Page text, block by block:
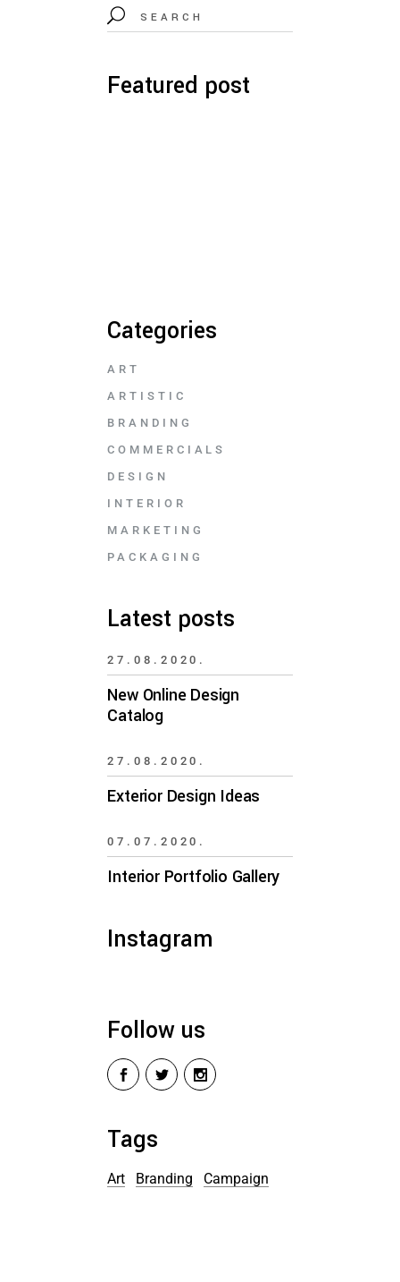
Featured post
Categories
ART
ARTISTIC
BRANDING
COMMERCIALS
DESIGN
INTERIOR
MARKETING
PACKAGING
Latest posts
27.08.2020.
New Online Design
Catalog
27.08.2020.
Exterior Design Ideas
07.07.2020.
Interior Portfolio Gallery
Instagram
Follow us
Tags
Art Branding Campaign